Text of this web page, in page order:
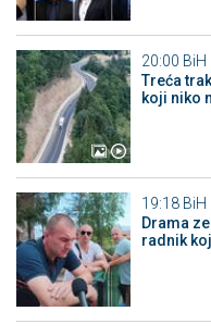
20:00 BiH
Treća
koji niko
19:18 BiH
Drama
radnik